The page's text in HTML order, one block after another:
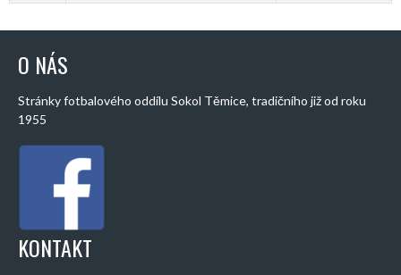
O NÁS
Stránky fotbalového oddílu Sokol Těmice, tradičního již od roku
1955
KONTAKT